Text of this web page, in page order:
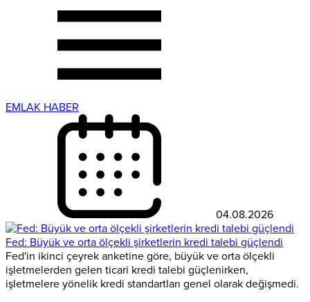
EMLAK HABER
04.08.2026
Fed: Büyük ve orta ölçekli şirketlerin kredi talebi güçlendi
Fed'in ikinci çeyrek anketine göre, büyük ve orta ölçekli
işletmelerden gelen ticari kredi talebi güçlenirken,
işletmelere yönelik kredi standartları genel olarak değişmedi.